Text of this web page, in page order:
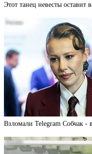
Этот танец невесты оставит
Взломали Telegram Собчак -